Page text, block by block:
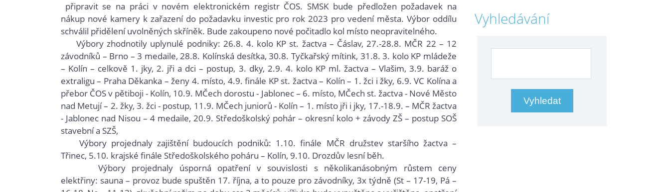
Vyhledávání
připravit se na práci v novém elektronickém registr ČOS. SMSK bude předložen požadavek na
nákup nové kamery k zařazení do požadavku investic pro rok 2023 pro vedení města. Výbor oddílu
schválil přidělení uvolněných skříněk. Bude zakoupeno nové počitadlo kol místo neopravitelného.
Výbory zhodnotily uplynulé podniky: 26.8. 4. kolo KP st. žactva – Čáslav, 27.-28.8. MČR 22 – 12
závodníků – Brno – 3 medaile, 28.8. Kolínská desítka, 30.8. Tyčkařský mítink, 31.8. 3. kolo KP mládeže
– Kolín – celkově 1. jky, 2. jři a dci – postup, 3. dky, 2.9. 4. kolo KP ml. žactva – Vlašim, 3.9. baráž o
extraligu – Praha Děkanka – ženy 4. místo, 4.9. finále KP st. žactva – Kolín – 1. žci i žky, 6.9. VC Kolína a
přebor ČOS v pětiboji - Kolín, 10.9. MČech dorostu - Jablonec – 6. místo, MČech st. žactva - Nové Město
nad Metují – 2. žky, 3. žci - postup, 11.9. MČech juniorů - Kolín – 1. místo jři i jky, 17.-18.9. – MČR žactva
- Jablonec nad Nisou – 4 medaile, 20.9. Středoškolský pohár – okresní kolo + závody ZŠ – postup SOŠ
stavební a SZŠ,
Výbory projednaly zajištění budoucích podniků: 1.10. finále MČR družstev staršího žactva –
Třinec, 5.10. krajské finále Středoškolského poháru – Kolín, 9.10. Drozdův lesní běh.
Výbory projednaly úsporná opatření v souvislosti s několikanásobným růstem ceny
elektřiny: sauna – provoz bude spuštěn 17. října, a to pouze pro závodníky, 3x týdně (St – 17-19, Pá –